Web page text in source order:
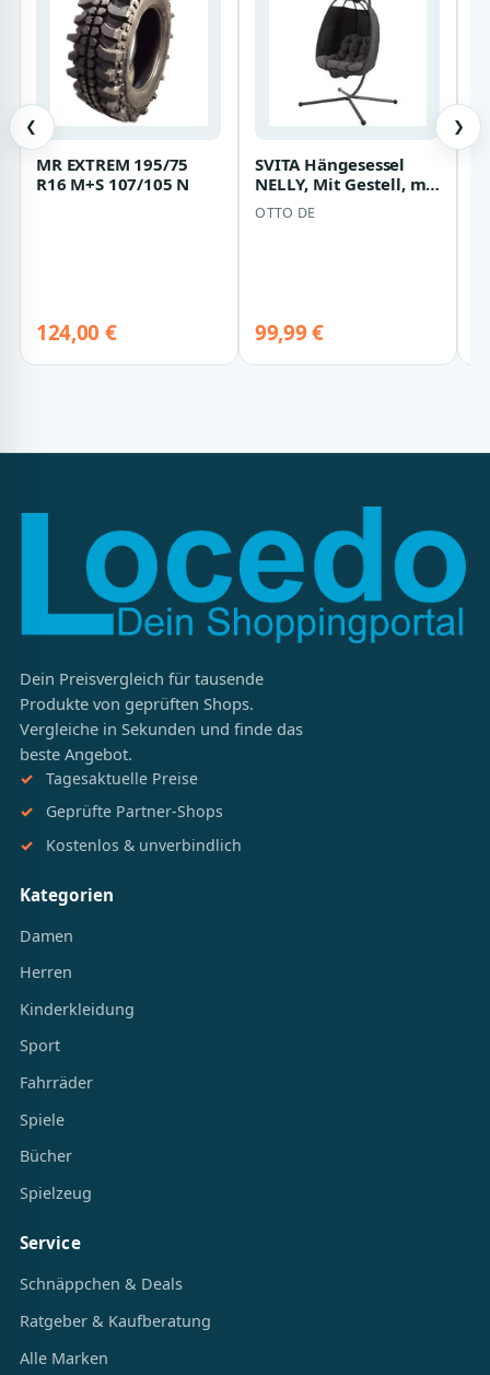
❮
MR EXTREM 195/75
R16 M+S 107/105 N
124,00 €
SVITA Hängesessel
NELLY, Mit Gestell, mit
Polstern
OTTO DE
99,99 €
❯
Dein Preisvergleich für tausende
Produkte von geprüften Shops.
Vergleiche in Sekunden und finde das
beste Angebot.
Tagesaktuelle Preise
Geprüfte Partner-Shops
Kostenlos & unverbindlich
Kategorien
Damen
Herren
Kinderkleidung
Sport
Fahrräder
Spiele
Bücher
Spielzeug
Service
Schnäppchen & Deals
Ratgeber & Kaufberatung
Alle Marken